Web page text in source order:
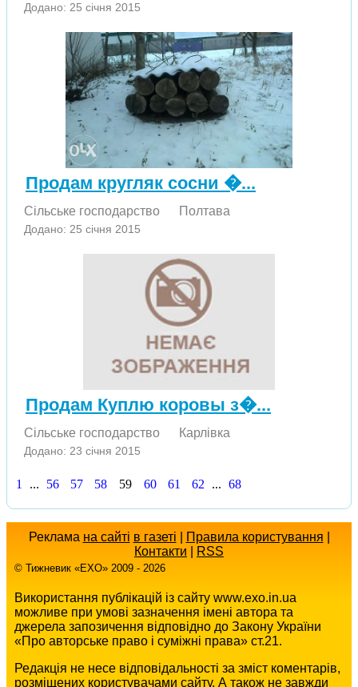
Додано: 25 січня 2015
Продам кругляк сосни �...
Сільське господарство Полтава
Додано: 25 січня 2015
Продам Куплю коровы з�...
Сільське господарство Карлівка
Додано: 23 січня 2015
1 ... 56 57 58 59 60 61 62 ... 68
Реклама на сайті в газеті Правила користування
Контакти
RSS
© Тижневик «EХO» 2009 - 2026
Використання публікацій із сайту www.exo.in.ua
можливе при умові зазначення імені автора та
джерела запозичення відповідно до Закону України
«Про авторське право і суміжні права» ст.21.
Редакція не несе відповідальності за зміст коментарів,
розміщених користувачами сайту. А також не завжди